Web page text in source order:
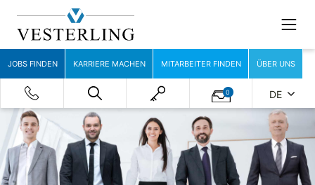
JOBS FINDEN KARRIERE MACHEN MITARBEITER FINDEN ÜBER UNS
0 DE